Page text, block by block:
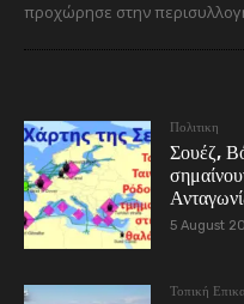
προχώρησε στην
Πολιτικη
Σουέζ,
5 August
Τοπική